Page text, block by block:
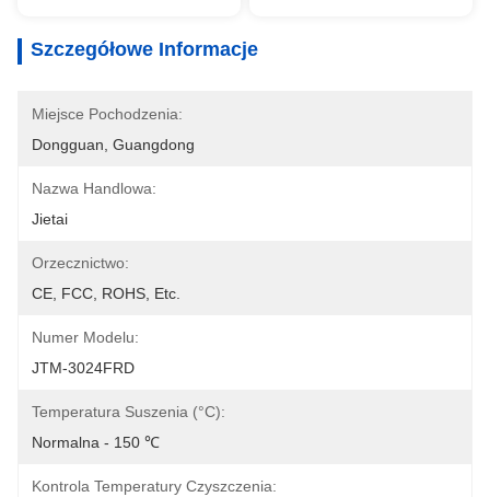
Szczegółowe Informacje
Miejsce Pochodzenia:
Dongguan, Guangdong
Nazwa Handlowa:
Jietai
Orzecznictwo:
CE, FCC, ROHS, Etc.
Numer Modelu:
JTM-3024FRD
Temperatura Suszenia (°C):
Normalna - 150 ℃
Kontrola Temperatury Czyszczenia: